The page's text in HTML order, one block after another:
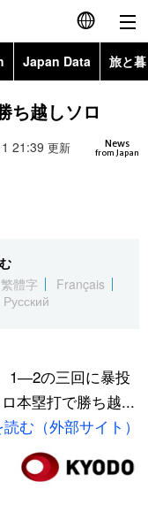
English
简体字
繁體字
العربية
Japan Data 旅と
Topics
Images
お知らせ
越しソロ
News
from Japan
21:39 更新
繁體字
Français
Русский
1―2の三回に暴投
本塁打で勝ち越...
む（外部サイト）